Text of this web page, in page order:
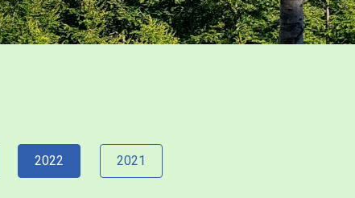
2022 2021